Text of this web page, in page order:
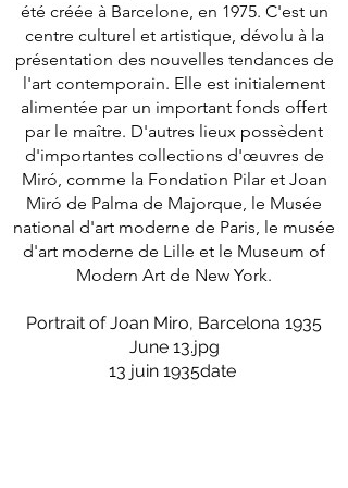
été créée à Barcelone, en 1975. C'est un
centre culturel et artistique, dévolu à la
présentation des nouvelles tendances de
l'art contemporain. Elle est initialement
alimentée par un important fonds offert
par le maître. D'autres lieux possèdent
d'importantes collections d'œuvres de
Miró, comme la Fondation Pilar et Joan
Miró de Palma de Majorque, le Musée
national d'art moderne de Paris, le musée
d'art moderne de Lille et le Museum of
Modern Art de New York.
Portrait of Joan Miro, Barcelona 1935
June 13.jpg
13 juin 1935date